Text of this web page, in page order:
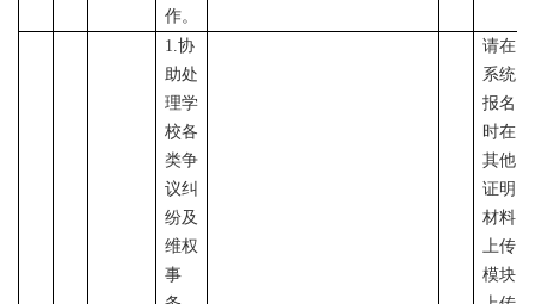
作。
1.协
助处
理学
校各
类争
议纠
纷及
维权
事
请在
系统
报名
时在
其他
证明
材料
上传
模块